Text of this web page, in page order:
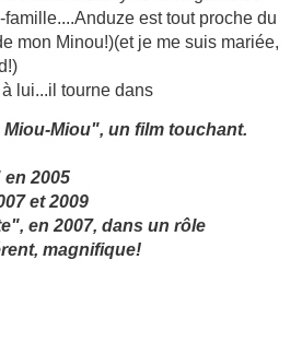
est tout proche du
mon Minou!)(et je me suis mariée,
lui...il tourne dans
Miou", un film touchant.
2005
et 2009
en 2007, dans un rôle
magnifique!